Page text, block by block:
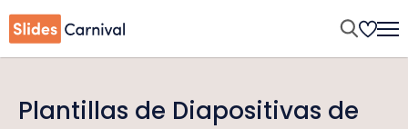
Plantillas de Diapositivas de